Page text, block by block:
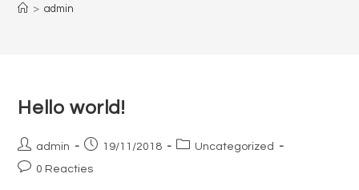
> admin
Hello world!
Bericht
auteur:
admin
Bericht19/11/2018 Berichtcategorie:
Uncategorized
Bericht0 Reacties